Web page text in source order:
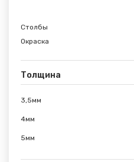
Столбы
Окраска
Толщина
3,5мм
4мм
5мм